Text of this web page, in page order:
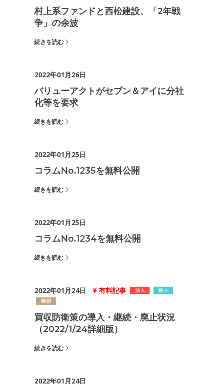
村上系ファンドと西松建設、「2年戦
争」の余波
続きを読む
2022年01月26日
バリューアクトがセブン＆アイに分社
化等を要求
続きを読む
2022年01月25日
コラムNo.1235を無料公開
続きを読む
2022年01月25日
コラムNo.1234を無料公開
続きを読む
2022年01月24日 有料記事
買収防衛策の導入・継続・廃止状況
（2022/1/24詳細版）
続きを読む
2022年01月24日